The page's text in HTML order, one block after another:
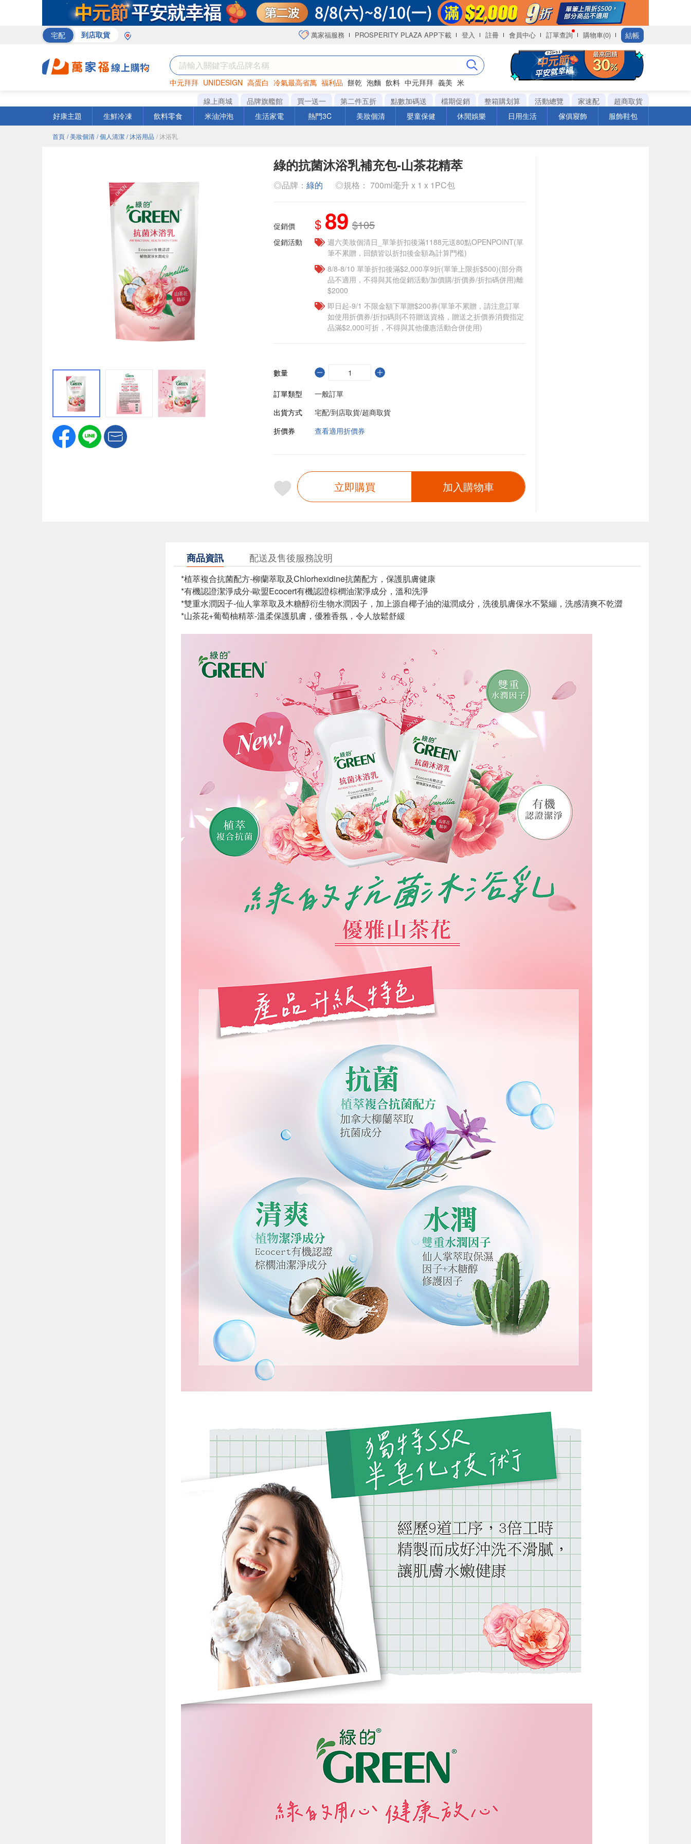
宅配 到店取貨 萬家福服務 PROSPERITY PLAZA APP下載 登入 註冊 會員中心 訂單查詢 購物車(0) 結帳
中元拜拜 UNIDESIGN 高蛋白 冷氣最高省萬 福利品 餅乾 泡麵 飲料 中元拜拜 義美 米
罐頭 咖啡 海苔
線上商城 品牌旗艦館 買一送一 第二件五折 點數加碼送 檔期促銷 整箱購划算 活動總覽 家速配
超商取貨
好康主題
生鮮冷凍 飲料零食 米油沖泡 生活家電 熱門3C 美妝個清 嬰童保健 休閒娛樂 日用生活 傢俱寢飾 服飾鞋包
首頁 / 美妝個清 / 個人清潔 / 沐浴用品 / 沐浴乳
綠的抗菌沐浴乳補充包-山茶花精萃
◎品牌： 綠的 ◎規格： 700ml毫升 x 1 x 1PC包
促銷價 $ 89 $105
促銷活動
週六美妝個清日_單筆折扣後滿1188元送80點OPENPOINT(單
筆不累贈，回饋皆以折扣後金額為計算門檻)
8/8-8/10 單筆折扣後滿$2,000享9折(單筆上限折$500)(部分商
品不適用，不得與其他促銷活動/加價購/折價券/折扣碼併用)離
$2000
即日起-9/1 不限金額下單贈$200券(單筆不累贈，請注意訂單
如使用折價券/折扣碼則不符贈送資格，贈送之折價券消費指定
品滿$2,000可折，不得與其他優惠活動合併使用)
數量
訂單類型
一般訂單
出貨方式
宅配/到店取貨/超商取貨
折價券
查看適用折價券
立即購買 加入購物車
商品資訊 配送及售後服務說明
*植萃複合抗菌配方-柳蘭萃取及Chlorhexidine抗菌配方，保護肌膚健康
*有機認證潔淨成分-歐盟Ecocert有機認證棕櫚油潔淨成分，溫和洗淨
*雙重水潤因子-仙人掌萃取及木糖醇衍生物水潤因子，加上源自椰子油的滋潤成分，洗後肌膚保水不緊繃，洗感清爽不乾澀
*山茶花+葡萄柚精萃-溫柔保護肌膚，優雅香氛，令人放鬆舒緩